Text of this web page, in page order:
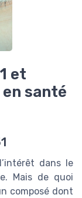
et
santé
dans le
Mais de quoi
composé dont